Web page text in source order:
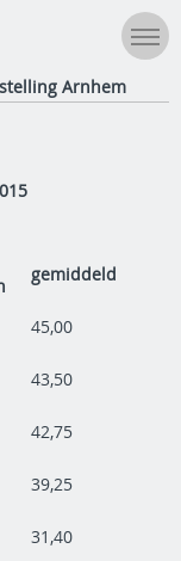
Arnhem
gemiddeld
45,00
43,50
42,75
39,25
31,40